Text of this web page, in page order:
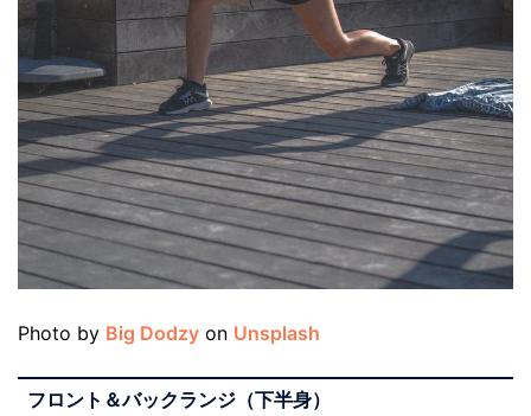
Photo by Big Dodzy on Unsplash
フロント＆バックランジ（下半身）